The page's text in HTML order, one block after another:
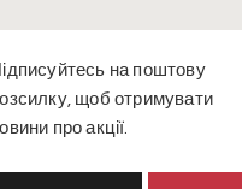
на поштову
щоб отримувати
про акції.